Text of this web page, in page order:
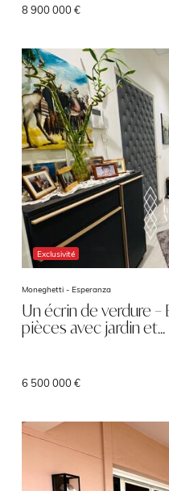
8 900 000 €
Exclusivité
Moneghetti - Esperanza
Un écrin de verdure –
pièces avec jardin et…
6 500 000 €